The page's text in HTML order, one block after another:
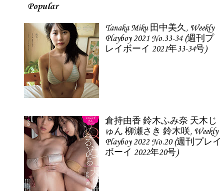
Popular
Tanaka Miku 田中美久, Weekly
Playboy 2021 No.33-34 (週刊プ
レイボーイ 2021年33-34号)
倉持由香 鈴木ふみ奈 天木じ
ゅん 柳瀬さき 鈴木咲, Weekly
Playboy 2022 No.20 (週刊プレイ
ボーイ 2022年20号)